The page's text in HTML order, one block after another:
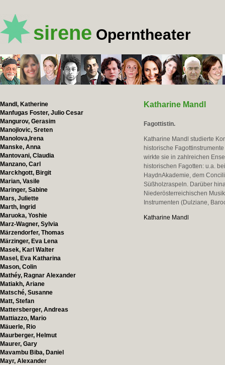
sirene Operntheater
Mandl, Katherine
Manfugas Foster, Julio Cesar
Mangurov, Gerasim
Manojlovic, Sreten
Manolova,Irena
Manske, Anna
Mantovani, Claudia
Manzano, Carl
Marckhgott, Birgit
Marian, Vasile
Maringer, Sabine
Mars, Juliette
Marth, Ingrid
Maruoka, Yoshie
Marz-Wagner, Sylvia
Märzendorfer, Thomas
Märzinger, Eva Lena
Masek, Karl Walter
Masel, Eva Katharina
Mason, Colin
Mathéy, Ragnar Alexander
Matiakh, Ariane
Matsché, Susanne
Matt, Stefan
Mattersberger, Andreas
Mattiazzo, Mario
Mäuerle, Rio
Maurberger, Helmut
Maurer, Gary
Mavambu Biba, Daniel
Mayr, Alexander
Katharine Mandl
Fagottistin.
Katharine Mandl studierte
historische
wirkte sie in zahlreichen
historischen Fagotten: u.a.
HaydnAkademie, dem
Süßholzraspeln. Darüber
Niederösterreichischen
Instrumenten (Dulziane,
Katharine Mandl